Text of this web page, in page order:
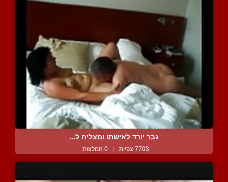
גבר יורד לאישתו ומצליח ל...
7703 צפיות | 0 המלצות